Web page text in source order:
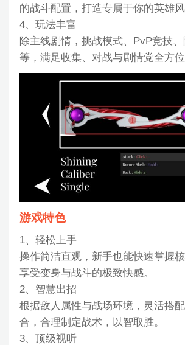
的战斗配置，打造专属于你的英雄风
4、玩法丰富
除主线剧情，挑战模式、PvP竞技
等，满足收集、对战与剧情党全方位
游戏特色
1、轻松上手
操作简洁直观，新手也能快速掌握
享受变身与战斗的极致快感。
2、智慧出招
根据敌人属性与战场环境，灵活搭
合，合理制定战术，以智取胜。
3、顶级视听